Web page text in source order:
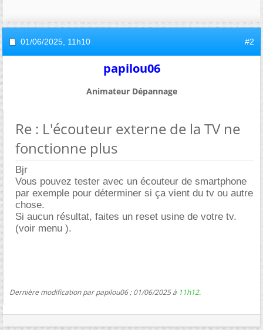
01/06/2025, 11h10 #2
papilou06
Animateur Dépannage
Re : L'écouteur externe de la TV ne
fonctionne plus
Bjr
Vous pouvez tester avec un écouteur de smartphone
par exemple pour déterminer si ça vient du tv ou autre
chose.
Si aucun résultat, faites un reset usine de votre tv.
(voir menu ).
Dernière modification par papilou06 ; 01/06/2025 à 11h12.